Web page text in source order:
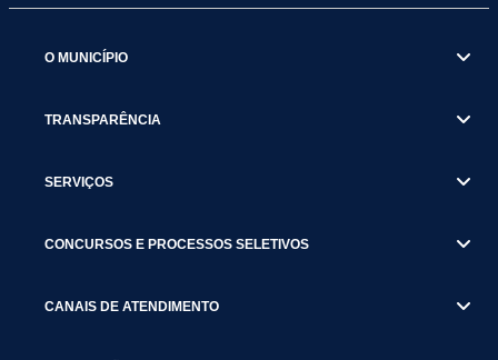
O MUNICÍPIO
TRANSPARÊNCIA
SERVIÇOS
CONCURSOS E PROCESSOS SELETIVOS
CANAIS DE ATENDIMENTO